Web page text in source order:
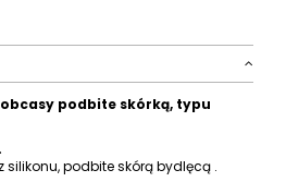
podbite skórką, typu
silikonu, podbite skórą bydlęcą .